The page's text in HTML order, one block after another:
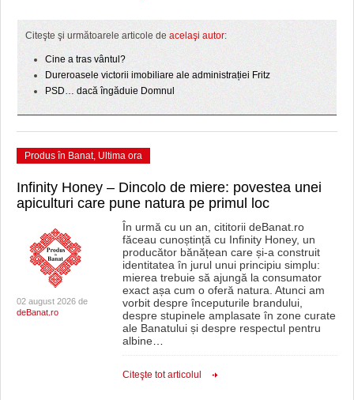
Citeşte şi următoarele articole de acelaşi autor:
Cine a tras vântul?
Dureroasele victorii imobiliare ale administrației Fritz
PSD… dacă îngăduie Domnul
Produs în Banat, Ultima ora
Infinity Honey – Dincolo de miere: povestea unei
apiculturi care pune natura pe primul loc
02 august 2026 de
deBanat.ro
În urmă cu un an, cititorii deBanat.ro
făceau cunoștință cu Infinity Honey, un
producător bănățean care și-a construit
identitatea în jurul unui principiu simplu:
mierea trebuie să ajungă la consumator
exact așa cum o oferă natura. Atunci am
vorbit despre începuturile brandului,
despre stupinele amplasate în zone curate
ale Banatului și despre respectul pentru
albine…
Citeşte tot articolul